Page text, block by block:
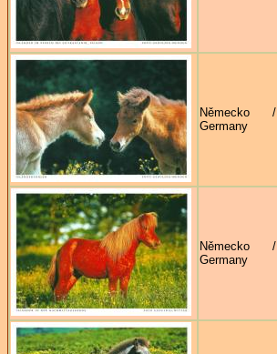
Německo /
Germany
Německo /
Germany